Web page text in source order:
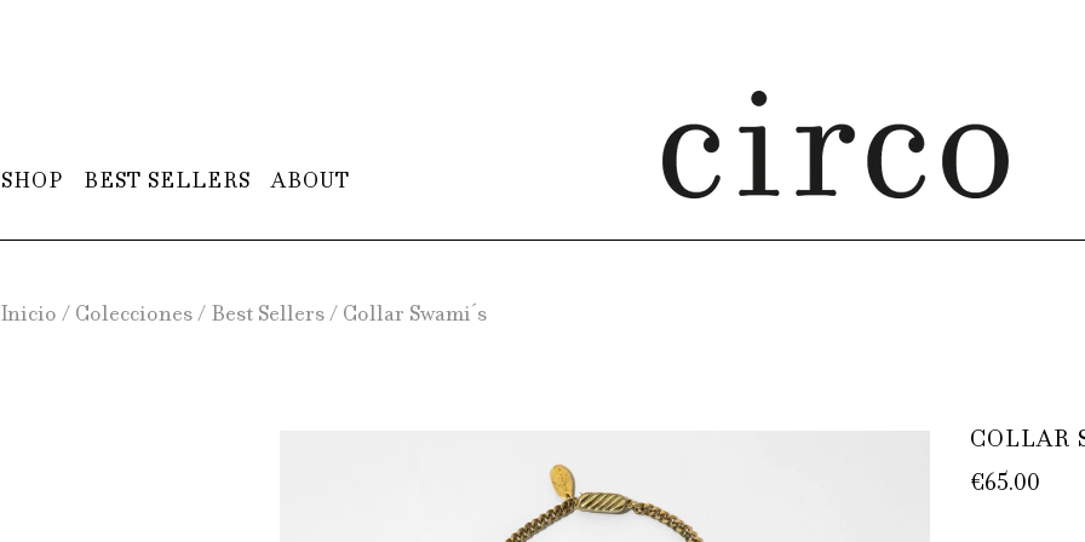
SHOP BEST SELLERS ABOUT
Inicio / Colecciones / Best Sellers / Collar Swami´s
COLLAR
€65.00